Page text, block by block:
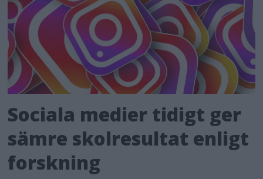
Sociala medier tidigt ger
sämre skolresultat enligt
forskning